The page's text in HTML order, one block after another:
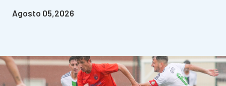
Agosto 05,2026